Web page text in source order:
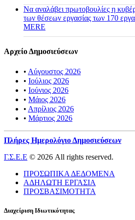
Να αναλάβει πρωτοβουλίες η
των θέσεων εργασίας των 170
MERE
Αρχείο Δημοσιεύσεων
• Αύγουστος 2026
• Ιούλιος 2026
• Ιούνιος 2026
• Μάιος 2026
• Απρίλιος 2026
• Μάρτιος 2026
Πλήρες Ημερολόγιο Δημοσιεύσεων
Γ.Σ.Ε.Ε © 2026 All rights reserved.
ΠΡΟΣΩΠΙΚΑ ΔΕΔΟΜΕΝΑ
ΑΔΗΛΩΤΗ ΕΡΓΑΣΙΑ
ΠΡΟΣΒΑΣΙΜΟΤΗΤΑ
Διαχείριση Ιδιωτικότητας